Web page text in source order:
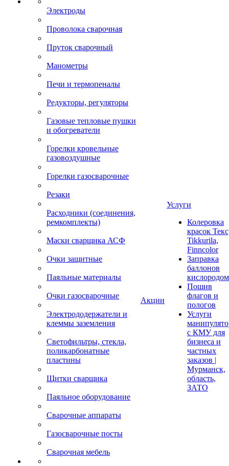
Электроды
Проволока сварочная
Пруток сварочный
Манометры
Печи и термопеналы
Редукторы, регуляторы
Газовые тепловые пушки
и обогреватели
Горелки кровельные
газовоздушные
Горелки газосварочные
Резаки
Расходники (соединения,
ремкомплекты)
Маски сварщика АСФ
Очки защитные
Паяльные материалы
Очки газосварочные
Электрододержатели и
клеммы заземления
Светофильтры, стекла,
поликарбонатные
пластины
Щитки сварщика
Паяльное оборудование
Сварочные аппараты
Газосварочные посты
Сварочная мебель
Акции
Услуги
Колеровка
красок
Tikkurila,
Finncolor
Заправка
баллонов
кислородом
Пошив
флагов и
пологов
Услуги
с КМУ для
бизнеса и
частных
заказов |
Мурманск,
область,
ЗАТО